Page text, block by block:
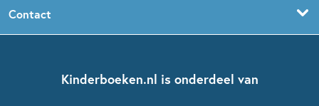
Sprookjesboeken
Kinderboeken diversiteit
Boekentips 5 - 7 jaar
Kinderjury
Contact
Kinderboeken.nl is onderdeel van